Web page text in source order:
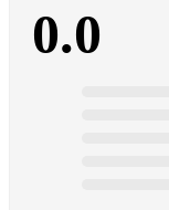
0.0